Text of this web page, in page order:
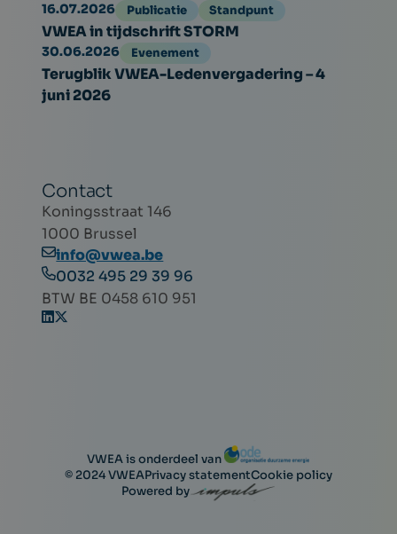
16.07.2026 Publicatie Standpunt
VWEA in tijdschrift STORM
30.06.2026 Evenement
Terugblik VWEA-Ledenvergadering – 4
juni 2026
Contact
Koningsstraat 146
1000 Brussel
info@vwea.be
0032 495 29 39 96
BTW BE 0458 610 951
VWEA is onderdeel van
© 2024 VWEAPrivacy statementCookie policy
Powered by